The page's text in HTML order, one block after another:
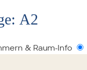
A2
& Raum-Info